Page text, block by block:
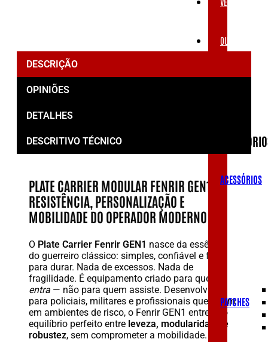
OUTLET
ACESSÓRIOS
ACESSÓRIOS
PATCHES
DESCRIÇÃO
OPINIÕES
DETALHES
DESCRITIVO TÉCNICO
PLATE CARRIER MODULAR FENRIR GEN1 –
RESISTÊNCIA, PERSONALIZAÇÃO E
MOBILIDADE DO OPERADOR MODERNO
O Plate Carrier Fenrir GEN1 nasce da essência
do guerreiro clássico: simples, confiável e feito
para durar. Nada de excessos. Nada de
fragilidade. É equipamento criado para quem
entra — não para quem assiste. Desenvolvido
para policiais, militares e profissionais que vivem
em ambientes de risco, o Fenrir GEN1 entrega o
equilíbrio perfeito entre leveza, modularidade e
robustez, sem comprometer a mobilidade.